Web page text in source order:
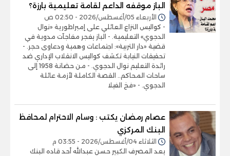
الباز موقفه الداعم لقامة تعليمية بارزة؟
الأربعاء 05/أغسطس/2026 - 02:50 ص
- كواليس النزاع العائلي على إمبراطورية «نوال
الدجوي» التعليمية. - الباز يفجر مفاجآت مدوية في
قضية «دار التربية»: اجتماعات وهمية ودعاوى حجر. -
تحقيقات النيابة تكشف كواليس الانقلاب الإداري ضد
رائدة التعليم نوال الدجوي. - من حضانة 1958 إلى
ساحات المحاكم.. القصة الكاملة لأزمة عائلة
الدجوي. - «فخ الفيلا
عصام رمضان يكتب : وسام الاحترام لمحافظ
البنك المركزي
الثلاثاء 04/أغسطس/2026 - 03:55 م
يعد المصرف الكبير حسن عبدالله أحد قاده البنك